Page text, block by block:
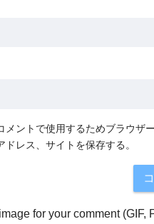
メントで使用するためブラウザ
ドレス、サイトを保存する。
for your comment (GIF,